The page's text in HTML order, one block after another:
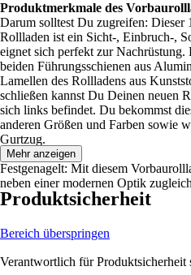
Produktmerkmale des
Darum solltest Du zugreifen: Dieser
Rollladen ist ein Sicht-, Einbruch-,
eignet sich perfekt zur
beiden Führungsschienen aus
Lamellen des Rollladens aus
schließen kannst Du Deinen neuen
sich links befindet. Du bekommst
anderen Größen und Farben sowie
Gurtzug.
Festgenagelt: Mit diesem
neben einer modernen Optik
Mehr anzeigen
Produktsicherheit
Bereich überspringen
Verantwortlich für Produktsicherheit